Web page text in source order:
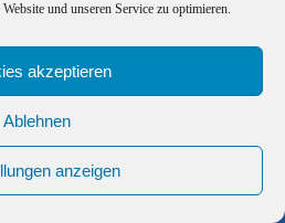
und unseren Service zu optimieren.
akzeptieren
Ablehnen
anzeigen
«59b-e1591519378756
Segelreisen GmbH
Datenschutz
Links